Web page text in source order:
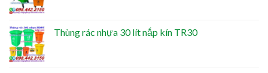
Thùng rác nhựa 30 lít nắp kín TR30